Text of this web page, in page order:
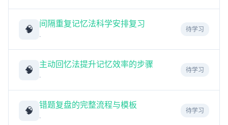
🧠
间隔重复记忆法科学安排复习
·
待学习
🧠
主动回忆法提升记忆效率的步骤
·
待学习
🧠
错题复盘的完整流程与模板
·
待学习